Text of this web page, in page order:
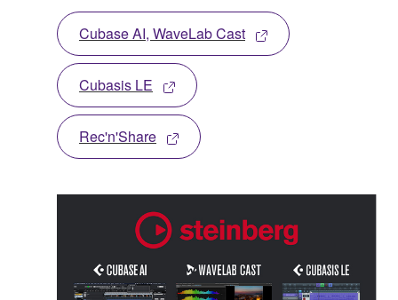
Cubase AI, WaveLab Cast
Cubasis LE
Rec'n'Share